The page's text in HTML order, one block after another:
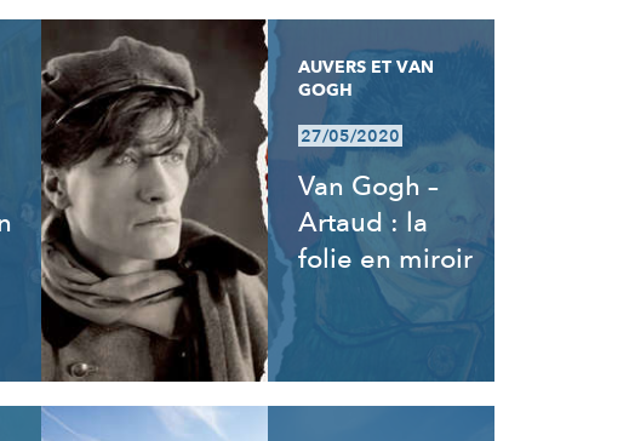
AUVERS ET VAN
GOGH
27/05/2020
Van Gogh –
Artaud : la
folie en miroir